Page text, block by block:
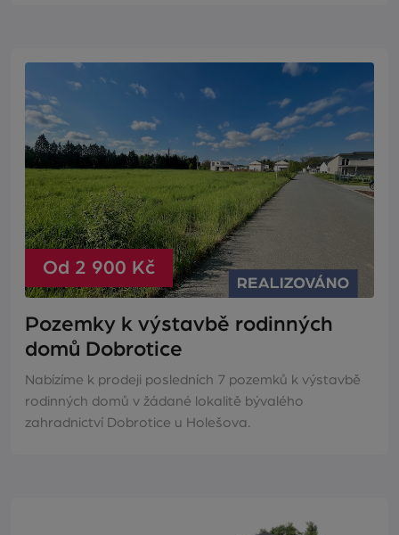
Od 2 900 Kč
Pozemky k výstavbě rodinných
domů Dobrotice
Nabízíme k prodeji posledních 7 pozemků k výstavbě
rodinných domů v žádané lokalitě bývalého
zahradnictví Dobrotice u Holešova.